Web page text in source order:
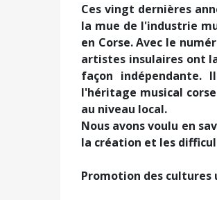
Ces vingt dernières
la mue de l'industrie
en Corse. Avec le
artistes insulaires ont
façon indépendante.
l'héritage musical
au niveau local.
Nous avons voulu en
la création et les
Promotion des cultures